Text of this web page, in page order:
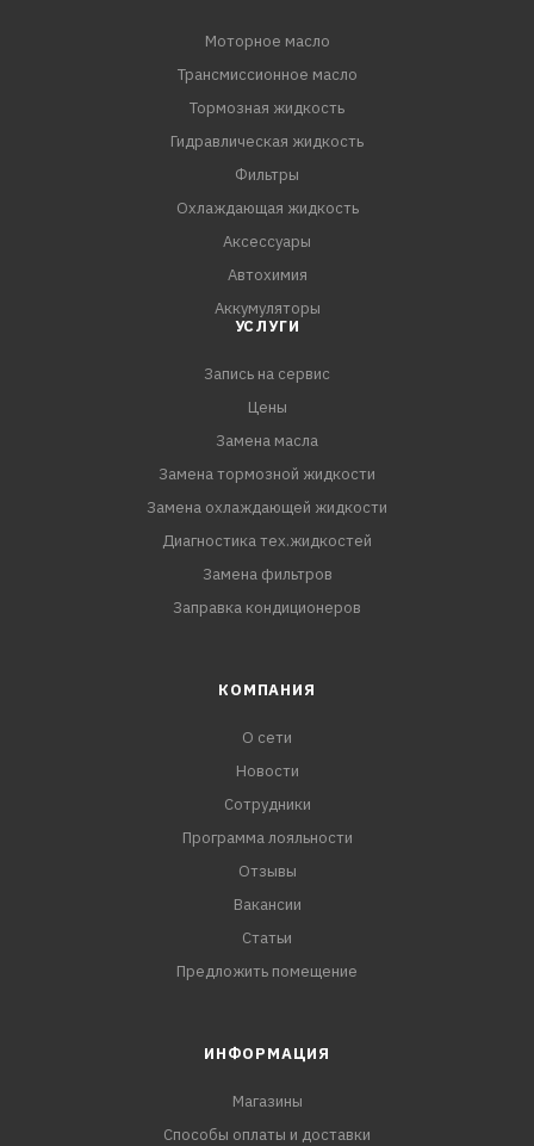
Моторное масло
Трансмиссионное масло
Тормозная жидкость
Гидравлическая жидкость
Фильтры
Охлаждающая жидкость
Аксессуары
Автохимия
Аккумуляторы
УСЛУГИ
Запись на сервис
Цены
Замена масла
Замена тормозной жидкости
Замена охлаждающей жидкости
Диагностика тех.жидкостей
Замена фильтров
Заправка кондиционеров
КОМПАНИЯ
О сети
Новости
Сотрудники
Программа лояльности
Отзывы
Вакансии
Статьи
Предложить помещение
ИНФОРМАЦИЯ
Магазины
Способы оплаты и доставки